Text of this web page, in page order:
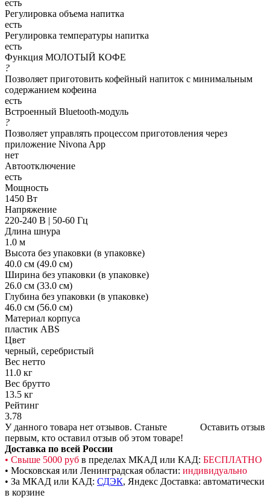
есть
Регулировка объема напитка
есть
Регулировка температуры напитка
есть
Функция МОЛОТЫЙ КОФЕ
?
Позволяет приготовить кофейный напиток с минимальным
содержанием кофеина
есть
Встроенный Bluetooth-модуль
?
Позволяет управлять процессом приготовления через
приложение Nivona App
нет
Автоотключение
есть
Мощность
1450 Вт
Напряжение
220-240 В | 50-60 Гц
Длина шнура
1.0 м
Высота без упаковки (в упаковке)
40.0 см (49.0 см)
Ширина без упаковки (в упаковке)
26.0 см (33.0 см)
Глубина без упаковки (в упаковке)
46.0 см (56.0 см)
Материал корпуса
пластик ABS
Цвет
черный, серебристый
Вес нетто
11.0 кг
Вес брутто
13.5 кг
Рейтинг
3.78
Оставить отзыв
У данного товара нет отзывов. Станьте
первым, кто оставил отзыв об этом товаре!
Доставка по всей России
• Свыше 5000 руб в пределах МКАД или КАД: БЕСПЛАТНО
• Московская или Ленинградская области: индивидуально
• За МКАД или КАД: СДЭК, Яндекс Доставка: автоматически
в корзине